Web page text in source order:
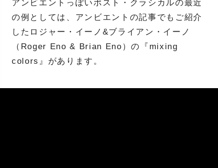
アンビエントっぽいポスト・クラシカルの最近
の例としては、アンビエントの記事でもご紹介
したロジャー・イーノ&ブライアン・イーノ
（Roger Eno & Brian Eno）の『mixing
colors』があります。